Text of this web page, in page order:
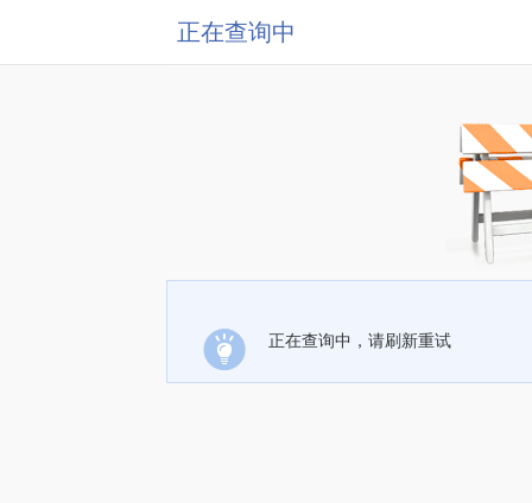
正在查询中
正在查询中，请刷新重试